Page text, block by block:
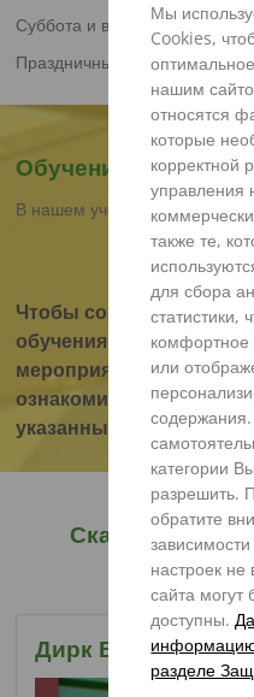
Мы
Cookies,
нашим
относятся
которые
корректной
управления
также те,
для сбора
статистики,
комфортное
или
категории
разрешить.
обратите
настроек не
сайта могут
доступны.
разделе
Суббота и воскресенье с
Праздничные дни с 8:00 до
Обучение
В нашем учебном центре
Чтобы сохранить
обучения и обеспечить
мероприятия, мы
ознакомиться с
указанными в
Скачать
Дирк Верриес